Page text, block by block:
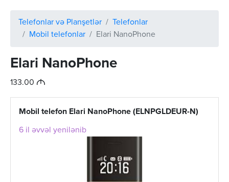
Telefonlar və Planşetlər
Telefonlar
Mobil telefonlar
Elari NanoPhone
Elari NanoPhone
133.00 M
Mobil telefon Elari NanoPhone (ELNPGLDEUR-N)
6 il əvvəl yenilənib